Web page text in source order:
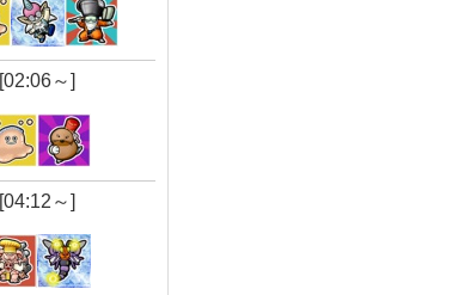
[02:06～]
[04:12～]